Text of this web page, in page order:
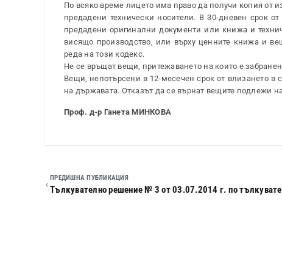
По всяко време лицето има право да получи копия от
предадени технически носители. В 30-дневен срок
предадени оригинални документи или книжа и
висящо производство, или върху ценните книжа и
реда на този кодекс.
Не се връщат вещи, притежаването на които е
Вещи, непотърсени в 12-месечен срок от влизането в
на държавата. Отказът да се върнат вещите подлежи
Проф. д-р Ганета МИНКОВА
ПРЕДИШНА ПУБЛИКАЦИЯ